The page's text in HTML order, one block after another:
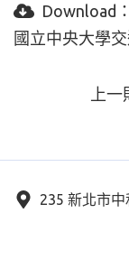
Download：
國立中央大學
上一
235 新北市